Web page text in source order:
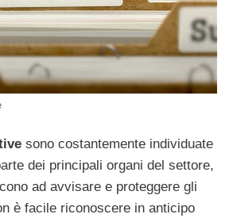
sono costantemente individuate
dei principali organi del settore,
ad avvisare e proteggere gli
è facile riconoscere in anticipo